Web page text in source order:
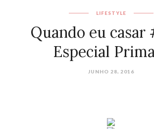
LIFESTYLE
Quando eu casar
Especial
JUNHO 28, 2016